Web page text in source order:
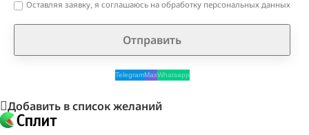
Оставьте это поле пустым.
Оставляя заявку, я соглашаюсь на обработку персональных данных
TelegramMaxWhatsapp
Добавить в список желаний